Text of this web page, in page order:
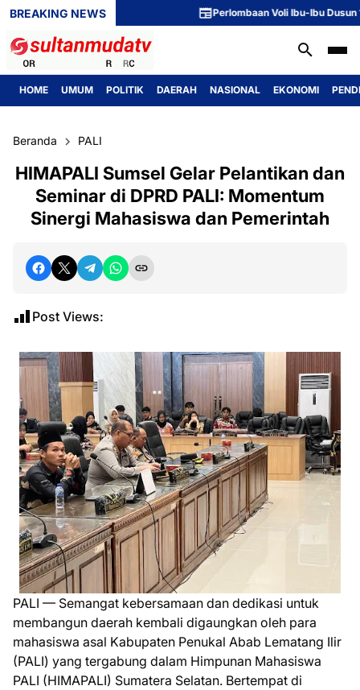
BREAKING NEWS Perlombaan Voli Ibu-Ibu Dusun 1
HOME UMUM POLITIK DAERAH NASIONAL EKONOMI
Beranda PALI
HIMAPALI Sumsel Gelar Pelantikan dan
Seminar di DPRD PALI: Momentum
Sinergi Mahasiswa dan Pemerintah
Post Views:
PALI — Semangat kebersamaan dan dedikasi untuk
membangun daerah kembali digaungkan oleh para
mahasiswa asal Kabupaten Penukal Abab Lematang Ilir
(PALI) yang tergabung dalam Himpunan Mahasiswa
PALI (HIMAPALI) Sumatera Selatan. Bertempat di